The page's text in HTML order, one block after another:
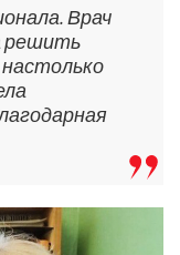
Врач
решить